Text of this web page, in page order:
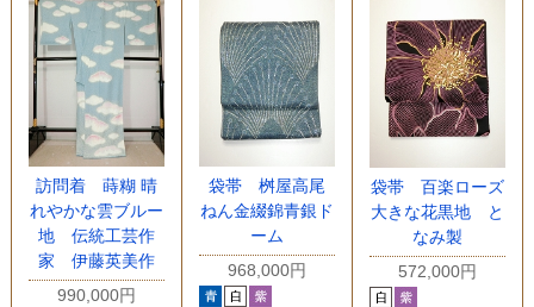
訪問着 蒔糊 晴
れやかな雲ブルー
地 伝統工芸作
家 伊藤英美作
990,000円
袋帯 桝屋高尾
ねん金綴錦青銀ド
ーム
968,000円
袋帯 百楽ローズ
大きな花黒地 と
なみ製
572,000円